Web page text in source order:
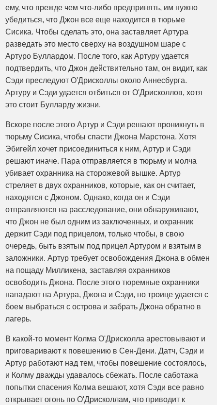
ему, что прежде чем что-либо предпринять, им нужно
убедиться, что Джон все еще находится в тюрьме
Сисика. Чтобы сделать это, она заставляет Артура
разведать это место сверху на воздушном шаре с
Артуро Буллардом. После того, как Артуру удается
подтвердить, что Джон действительно там, он видит, как
Сэди преследуют О'Дрисколлы около Аннесбурга.
Артуру и Сэди удается отбиться от О'Дрисколлов, хотя
это стоит Булларду жизни.
Вскоре после этого Артур и Сэди решают проникнуть в
тюрьму Сисика, чтобы спасти Джона Марстона. Хотя
Эбигейл хочет присоединиться к ним, Артур и Сэди
решают иначе. Пара отправляется в тюрьму и молча
убивает охранника на сторожевой вышке. Артур
стреляет в двух охранников, которые, как он считает,
находятся с Джоном. Однако, когда он и Сэди
отправляются на расследование, они обнаруживают,
что Джон не был одним из заключенных, и охранник
держит Сэди под прицелом, только чтобы, в свою
очередь, быть взятым под прицел Артуром и взятым в
заложники. Артур требует освобождения Джона в обмен
на пощаду Милликена, заставляя охранников
освободить Джона. После этого тюремные охранники
нападают на Артура, Джона и Сэди, но троице удается с
боем выбраться с острова и забрать Джона обратно в
лагерь.
В какой-то момент Колма О'Дрисколла арестовывают и
приговаривают к повешению в Сен-Дени. Датч, Сэди и
Артур работают над тем, чтобы повешение состоялось,
и Колму дважды удавалось сбежать. После саботажа
попытки спасения Колма вешают, хотя Сэди все равно
открывает огонь по О'Дрисколлам, что приводит к